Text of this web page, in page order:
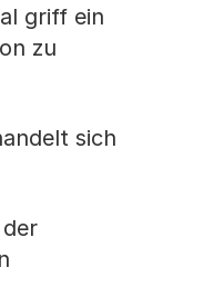
griff ein
zu
sich